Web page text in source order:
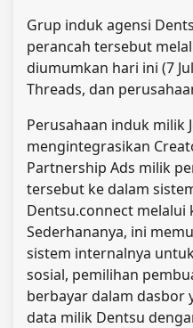
Grup induk agensi
perancah tersebut
diumumkan hari ini (7
Threads, dan
Perusahaan induk milik
mengintegrasikan
Partnership Ads milik
tersebut ke dalam
Dentsu.connect melalui
Sederhananya, ini
sistem internalnya
sosial, pemilihan
berbayar dalam dasbor
data milik Dentsu